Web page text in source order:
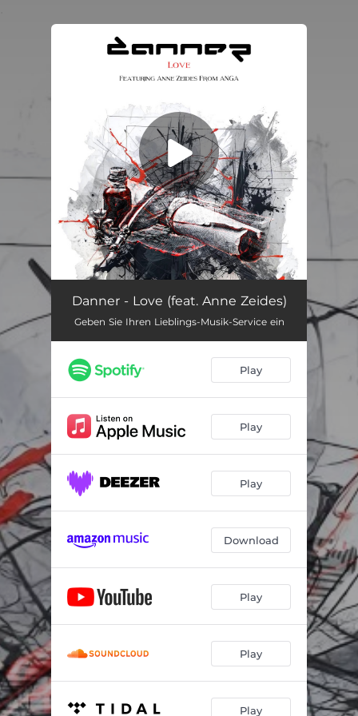
Love (feat. Anne Zeides) --
Danner - Love (feat. Anne Zeides)
Geben Sie Ihren Lieblings-Musik-Service ein
Play
Play
Play
Download
Play
Play
Play